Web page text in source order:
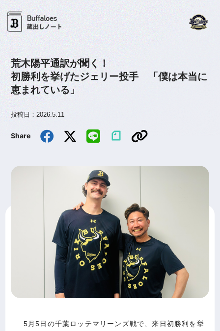
荒木陽平通訳が聞く！
初勝利を挙げたジェリー投手 「僕は本当に
恵まれている」
投稿日：2026.5.11
Share
5月5日の千葉ロッテマリーンズ戦で、来日初勝利を挙